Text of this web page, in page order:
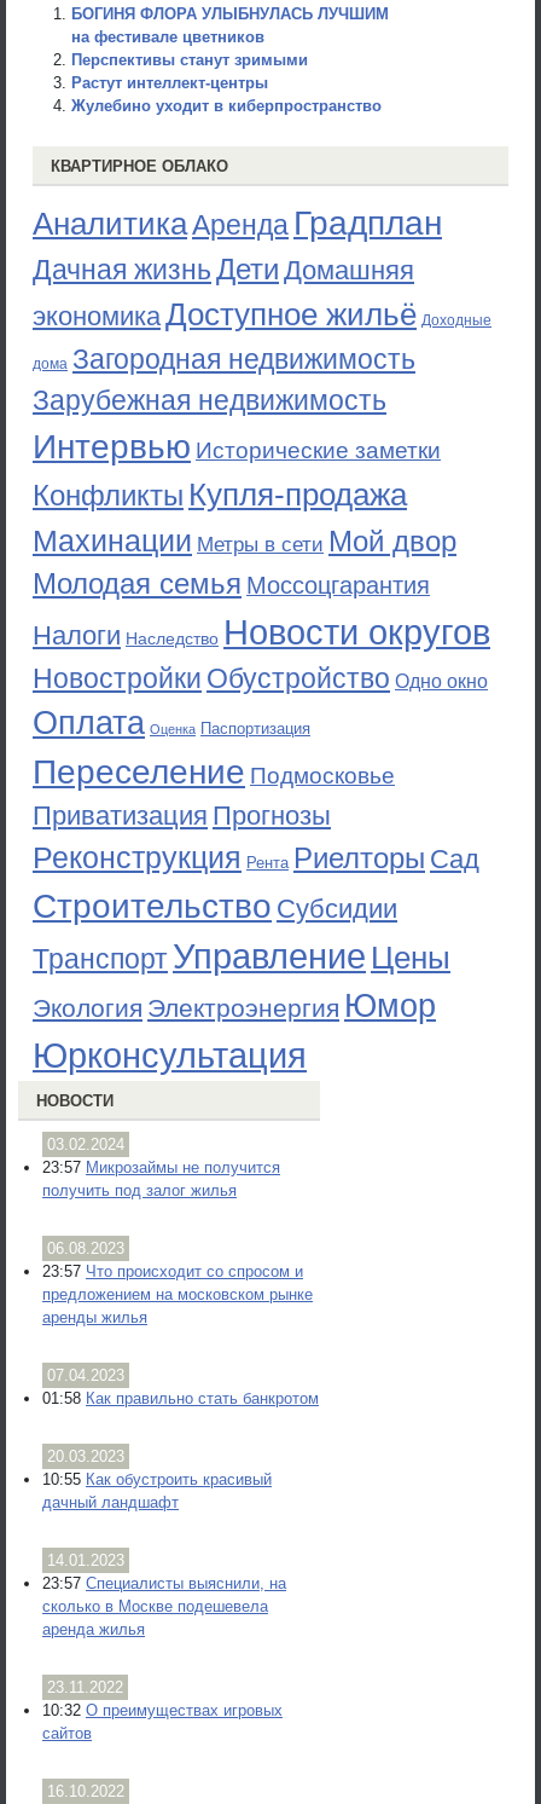
БОГИНЯ ФЛОРА УЛЫБНУЛАСЬ ЛУЧШИМ
на фестивале цветников
Перспективы станут зримыми
Растут интеллект-центры
Жулебино уходит в киберпространство
КВАРТИРНОЕ ОБЛАКО
АналитикаАренда Градплан
Дачная жизньДети Домашняя
экономикаДоступное жильё Доходные
дома Загородная недвижимость
Зарубежная недвижимость
Интервью Исторические заметки
Конфликты Купля-продажа
Махинации Метры в сети Мой двор
Молодая семья Моссоцгарантия
Налоги Наследство Новости округов
Новостройки Обустройство Одно окно
Оплата Оценка Паспортизация
Переселение Подмосковье
Приватизация Прогнозы
Реконструкция Рента Риелторы Сад
Строительство Субсидии
ТранспортУправление Цены
Экология Электроэнергия Юмор
Юрконсультация
НОВОСТИ
03.02.2024
23:57 Микрозаймы не получится
получить под залог жилья
06.08.2023
23:57 Что происходит со спросом и
предложением на московском рынке
аренды жилья
07.04.2023
01:58 Как правильно стать банкротом
20.03.2023
10:55 Как обустроить красивый
дачный ландшафт
14.01.2023
23:57 Специалисты выяснили, на
сколько в Москве подешевела
аренда жилья
23.11.2022
10:32 О преимуществах игровых
сайтов
16.10.2022